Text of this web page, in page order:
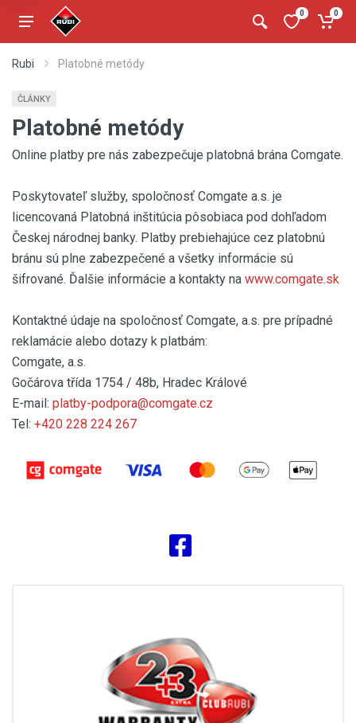
0 0
Rubi Platobné metódy
ČLÁNKY
Platobné metódy
Online platby pre nás zabezpečuje platobná brána Comgate.
Poskytovateľ služby, spoločnosť Comgate a.s. je
licencovaná Platobná inštitúcia pôsobiaca pod dohľadom
Českej národnej banky. Platby prebiehajúce cez platobnú
bránu sú plne zabezpečené a všetky informácie sú
šifrované. Ďalšie informácie a kontakty na www.comgate.sk
Kontaktné údaje na spoločnosť Comgate, a.s. pre prípadné
reklamácie alebo dotazy k platbám:
Comgate, a.s.
Gočárova třída 1754 / 48b, Hradec Králové
E-mail: platby-podpora@comgate.cz
Tel: +420 228 224 267